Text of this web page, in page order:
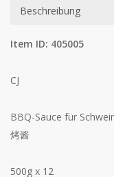
Beschreibung
Item ID: 405005
CJ
BBQ-Sauce für
烤酱
500g x 12